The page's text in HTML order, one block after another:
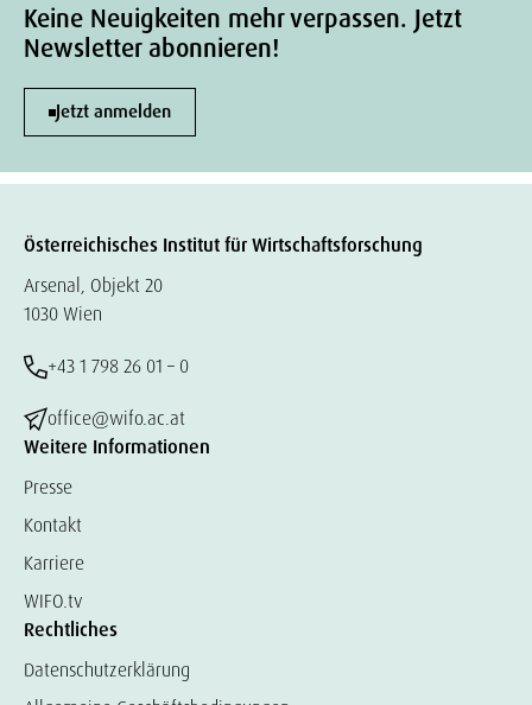
Keine Neuigkeiten mehr verpassen. Jetzt
Newsletter abonnieren!
Jetzt anmelden
Österreichisches Institut für Wirtschaftsforschung
Arsenal, Objekt 20
1030 Wien
+43 1 798 26 01 – 0
office@wifo.ac.at
Weitere Informationen
Presse
Kontakt
Karriere
WIFO.tv
Rechtliches
Datenschutzerklärung